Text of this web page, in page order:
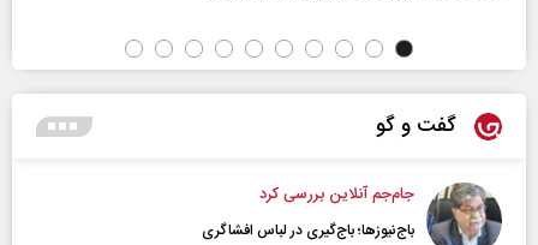
گفت و گو
جام‌جم آنلاین بررسی کرد
باج‌نیوزها؛ باج‌گیری در لباس افشاگری